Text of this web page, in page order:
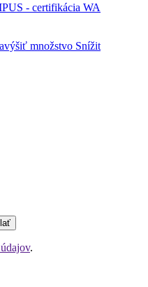
- certifikácia WA
množstvo Snížit
.